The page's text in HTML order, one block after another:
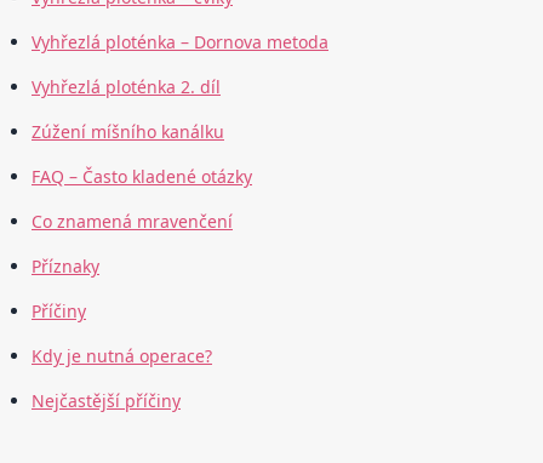
Vyhřezlá ploténka – Dornova metoda
Vyhřezlá ploténka 2. díl
Zúžení míšního kanálku
FAQ – Často kladené otázky
Co znamená mravenčení
Příznaky
Příčiny
Kdy je nutná operace?
Nejčastější příčiny